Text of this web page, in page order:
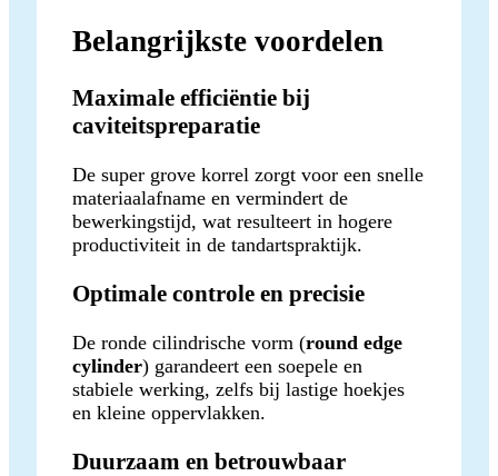
Belangrijkste voordelen
Maximale efficiëntie bij
caviteitspreparatie
De super grove korrel zorgt voor een snelle
materiaalafname en vermindert de
bewerkingstijd, wat resulteert in hogere
productiviteit in de tandartspraktijk.
Optimale controle en precisie
De ronde cilindrische vorm (round edge
cylinder) garandeert een soepele en
stabiele werking, zelfs bij lastige hoekjes
en kleine oppervlakken.
Duurzaam en betrouwbaar